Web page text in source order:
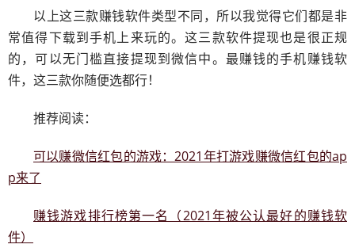
以上这三款赚钱软件类型不同，所以我觉得它们都是非
常值得下载到手机上来玩的。这三款软件提现也是很正规
的，可以无门槛直接提现到微信中。最赚钱的手机赚钱软
件，这三款你随便选都行！
推荐阅读：
可以赚微信红包的游戏：2021年打游戏赚微信红包的ap
p来了
赚钱游戏排行榜第一名（2021年被公认最好的赚钱软
件）